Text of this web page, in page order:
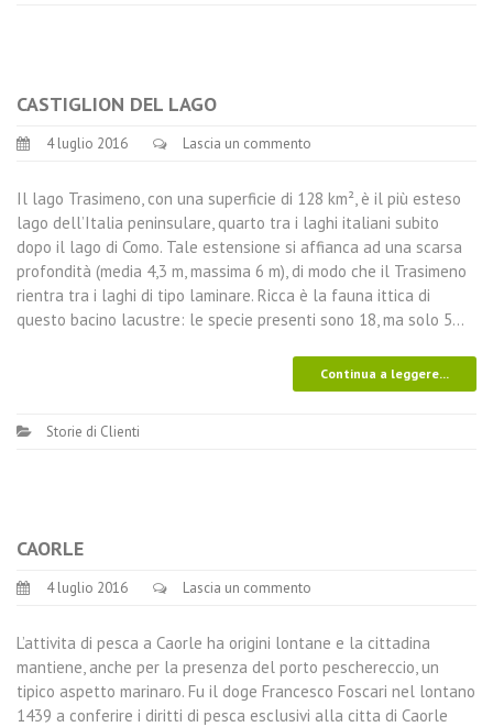
CASTIGLION DEL LAGO
4 luglio 2016 Lascia un commento
Il lago Trasimeno, con una superficie di 128 km², è il più esteso
lago dell’Italia peninsulare, quarto tra i laghi italiani subito
dopo il lago di Como. Tale estensione si affianca ad una scarsa
profondità (media 4,3 m, massima 6 m), di modo che il Trasimeno
rientra tra i laghi di tipo laminare. Ricca è la fauna ittica di
questo bacino lacustre: le specie presenti sono 18, ma solo 5…
Continua a leggere...
Storie di Clienti
CAORLE
4 luglio 2016 Lascia un commento
L’attivita di pesca a Caorle ha origini lontane e la cittadina
mantiene, anche per la presenza del porto peschereccio, un
tipico aspetto marinaro. Fu il doge Francesco Foscari nel lontano
1439 a conferire i diritti di pesca esclusivi alla citta di Caorle